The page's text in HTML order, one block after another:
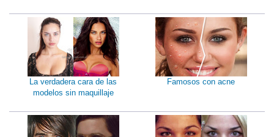
La verdadera cara de las
modelos sin maquillaje
Famosos con acne